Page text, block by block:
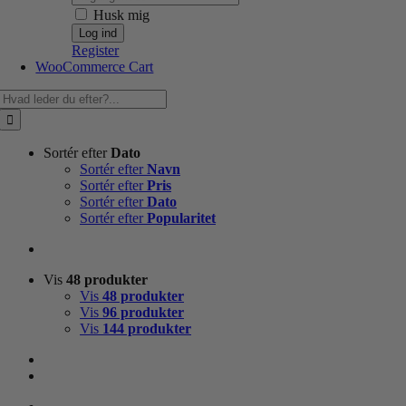
Husk mig
Register
WooCommerce Cart
Sortér efter Dato
Sortér efter Navn
Sortér efter Pris
Sortér efter Dato
Sortér efter Popularitet
Vis 48 produkter
Vis 48 produkter
Vis 96 produkter
Vis 144 produkter